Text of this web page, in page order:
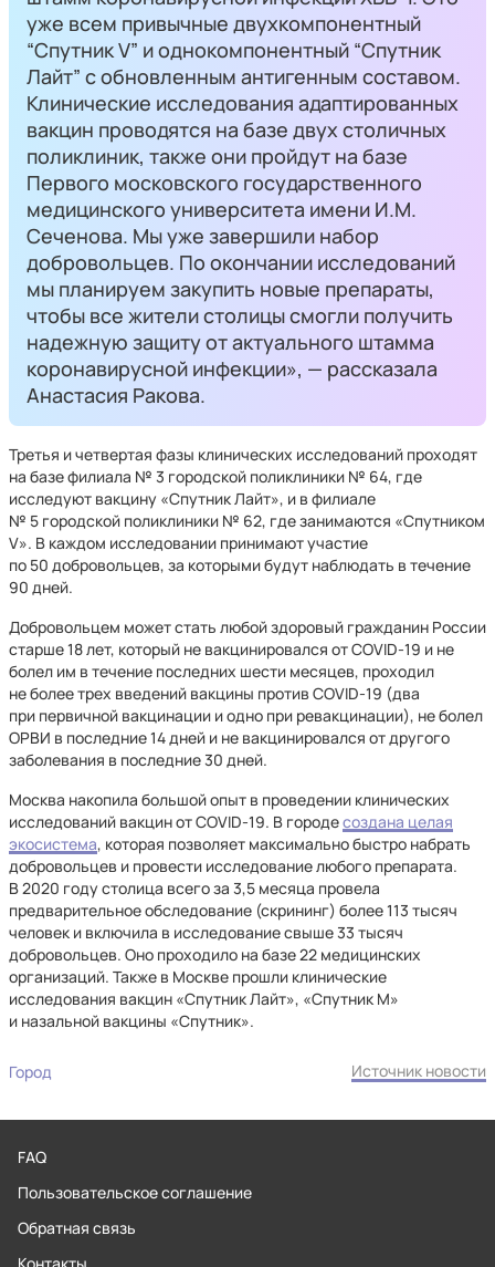
уже всем привычные двухкомпонентный
“Спутник V” и однокомпонентный “Спутник
Лайт” с обновленным антигенным составом.
Клинические исследования адаптированных
вакцин проводятся на базе двух столичных
поликлиник, также они пройдут на базе
Первого московского государственного
медицинского университета имени И.М.
Сеченова. Мы уже завершили набор
добровольцев. По окончании исследований
мы планируем закупить новые препараты,
чтобы все жители столицы смогли получить
надежную защиту от актуального штамма
коронавирусной инфекции», — рассказала
Анастасия Ракова.
Третья и четвертая фазы клинических исследований проходят
на базе филиала № 3 городской поликлиники № 64, где
исследуют вакцину «Спутник Лайт», и в филиале
№ 5 городской поликлиники № 62, где занимаются «Спутником
V». В каждом исследовании принимают участие
по 50 добровольцев, за которыми будут наблюдать в течение
90 дней.
Добровольцем может стать любой здоровый гражданин России
старше 18 лет, который не вакцинировался от COVID-19 и не
болел им в течение последних шести месяцев, проходил
не более трех введений вакцины против COVID-19 (два
при первичной вакцинации и одно при ревакцинации), не болел
ОРВИ в последние 14 дней и не вакцинировался от другого
заболевания в последние 30 дней.
Москва накопила большой опыт в проведении клинических
исследований вакцин от COVID-19. В городесоздана целая
экосистема, которая позволяет максимально быстро набрать
добровольцев и провести исследование любого препарата.
В 2020 году столица всего за 3,5 месяца провела
предварительное обследование (скрининг) более 113 тысяч
человек и включила в исследование свыше 33 тысяч
добровольцев. Оно проходило на базе 22 медицинских
организаций. Также в Москве прошли клинические
исследования вакцин «Спутник Лайт», «Спутник М»
и назальной вакцины «Спутник».
Город Источник новости
FAQ
Пользовательское соглашение
Обратная связь